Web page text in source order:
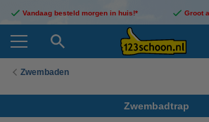
Vandaag besteld morgen in huis!* Groot
Zwembaden
Zwembadtrap